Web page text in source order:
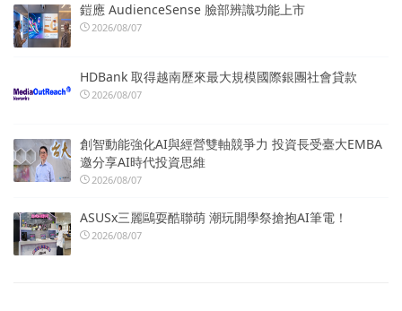
鎧應 AudienceSense 臉部辨識功能上市
2026/08/07
HDBank 取得越南歷來最大規模國際銀團社會貸款
2026/08/07
創智動能強化AI與經營雙軸競爭力 投資長受臺大EMBA
邀分享AI時代投資思維
2026/08/07
ASUSx三麗鷗耍酷聯萌 潮玩開學祭搶抱AI筆電！
2026/08/07